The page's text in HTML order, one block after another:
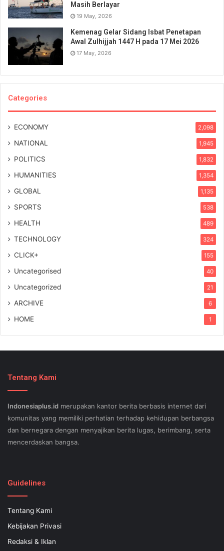
Masih Berlayar
19 May, 2026
Kemenag Gelar Sidang Isbat Penetapan
Awal Zulhijjah 1447 H pada 17 Mei 2026
17 May, 2026
Categories
ECONOMY 2,098
NATIONAL 1,945
POLITICS 1,832
HUMANITIES 1,354
GLOBAL 1,135
SPORTS 538
HEALTH 489
TECHNOLOGY 324
CLICK+ 155
Uncategorised 40
Uncategorized 21
ARCHIVE 6
HOME 1
Tentang Kami
Indonesiaplus.id merupakan kantor berita berbasis internet dari
komunitas yang memiliki perhatian terhadap kehidupan berbangsa
dan bernegara dengan menyajikan berita lugas, berimbang, serta
mencerdaskan bangsa.
your small business stand out exam gst from the opposition and
Since the artwork of WEBSITE SEO is always adjusting, it's difficult
to know what your internet-site needs aid exam 500-551 and who
might be capable of executing what is important. Midas Web WEB
Guidelines
Tentang Kami
Kebijakan Privasi
Redaksi & Iklan